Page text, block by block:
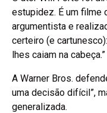
estupidez. É um filme
argumentista e
certeiro (e
lhes caiam na cabeça.”
A Warner Bros.
uma decisão difícil”,
generalizada.